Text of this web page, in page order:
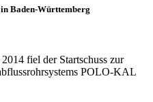
Baden-Württemberg
fiel der Startschuss zur
POLO-KAL